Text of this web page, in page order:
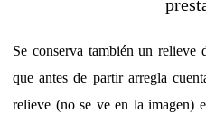
Se conserva también un relieve
que antes de partir arregla
relieve (no se ve en la imagen)